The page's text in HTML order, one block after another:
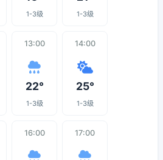
1-3级 1-3级
13:00
22°
1-3级
14:00
25°
1-3级
16:00 17:00